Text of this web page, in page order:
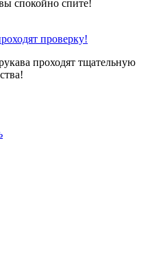
спокойно спите!
проверку!
проходят тщательную